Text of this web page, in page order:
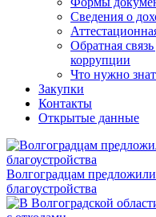
Сведения о
Обратная
коррупции
Что нужно
Закупки
Контакты
Открытые данные
Волгоградцам предложили
благоустройства